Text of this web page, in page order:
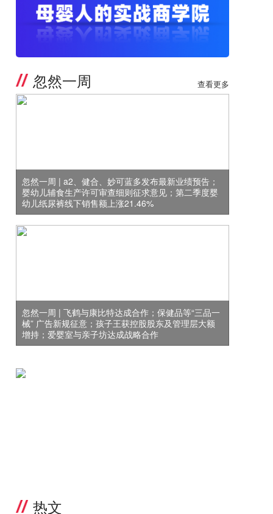
忽然一周 查看更多
忽然一周 | a2、健合、妙可蓝多发布最新业绩预告；
婴幼儿辅食生产许可审查细则征求意见；第二季度婴
幼儿纸尿裤线下销售额上涨21.46%
忽然一周 | 飞鹤与康比特达成合作；保健品等“三品一
械” 广告新规征意；孩子王获控股股东及管理层大额
增持；爱婴室与亲子坊达成战略合作
热文